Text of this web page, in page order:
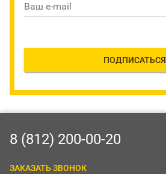
Ваш e-mail
ПОДПИСАТЬСЯ
8 (812) 200-00-20
ЗАКАЗАТЬ ЗВОНОК